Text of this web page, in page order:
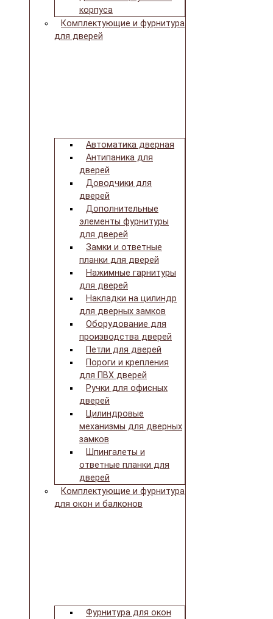
корпуса
Комплектующие и фурнитура
для дверей
Автоматика дверная
Антипаника для
дверей
Доводчики для
дверей
Дополнительные
элементы фурнитуры
для дверей
Замки и ответные
планки для дверей
Нажимные гарнитуры
для дверей
Накладки на цилиндр
для дверных замков
Оборудование для
производства дверей
Петли для дверей
Пороги и крепления
для ПВХ дверей
Ручки для офисных
дверей
Цилиндровые
механизмы для дверных
замков
Шпингалеты и
ответные планки для
дверей
Комплектующие и фурнитура
для окон и балконов
Фурнитура для окон